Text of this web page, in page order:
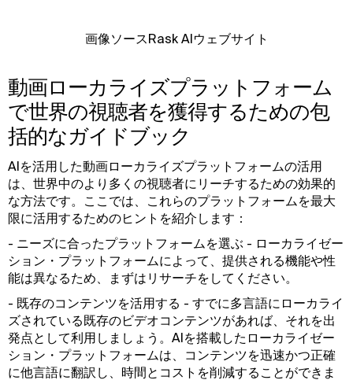
画像ソースRask AIウェブサイト
動画ローカライズプラットフォーム
で世界の視聴者を獲得するための包
括的なガイドブック
AIを活用した動画ローカライズプラットフォームの活用
は、世界中のより多くの視聴者にリーチするための効果的
な方法です。ここでは、これらのプラットフォームを最大
限に活用するためのヒントを紹介します：
- ニーズに合ったプラットフォームを選ぶ - ローカライゼー
ション・プラットフォームによって、提供される機能や性
能は異なるため、まずはリサーチをしてください。
- 既存のコンテンツを活用する - すでに多言語にローカライ
ズされている既存のビデオコンテンツがあれば、それを出
発点として利用しましょう。AIを搭載したローカライゼー
ション・プラットフォームは、コンテンツを迅速かつ正確
に他言語に翻訳し、時間とコストを削減することができま